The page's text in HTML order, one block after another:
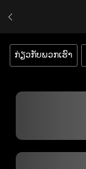
ກ່ຽວກັບພວກເຮົາ